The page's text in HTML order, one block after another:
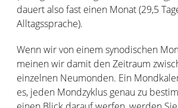
dauert also fast einen Monat (29,5
Alltagssprache).
Wenn wir von einem synodischen
meinen wir damit den Zeitraum
einzelnen Neumonden. Ein
es, jeden Mondzyklus genau zu